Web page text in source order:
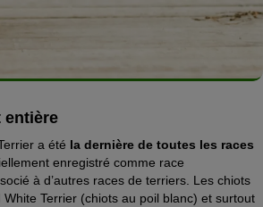
entière
a été la dernière de toutes les races
enregistré comme race
à d’autres races de terriers. Les chiots
Terrier (chiots au poil blanc) et surtout